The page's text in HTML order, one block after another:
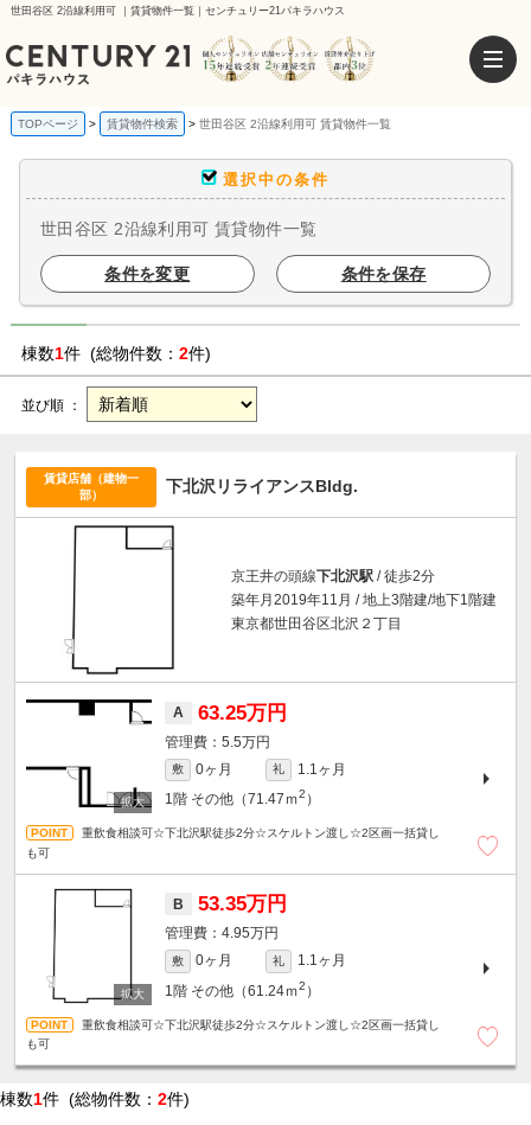
世田谷区 2沿線利用可 ｜賃貸物件一覧｜センチュリー21パキラハウス
TOPページ 賃貸物件検索 世田谷区 2沿線利用可 賃貸物件一覧
選択中の条件
世田谷区 2沿線利用可 賃貸物件一覧
条件を変更 条件を保存
棟数1件 (総物件数： 2件)
並び順 ：
賃貸店舗（建物一
部）
下北沢リライアンスBldg.
京王井の頭線下北沢駅 / 徒歩2分
築年月2019年11月 / 地上3階建/地下1階建
東京都世田谷区北沢２丁目
A 63.25万円
5.5万円
敷 0ヶ月 礼
1.1ヶ月
1階 その他（71.47ｍ2 ）
重飲食相談可☆下北沢駅徒歩2分☆スケルトン渡し☆2区画一括貸し
も可
B 53.35万円
4.95万円
敷 0ヶ月 礼
1.1ヶ月
1階 その他（61.24ｍ2 ）
重飲食相談可☆下北沢駅徒歩2分☆スケルトン渡し☆2区画一括貸し
も可
棟数1件 (総物件数： 2件)